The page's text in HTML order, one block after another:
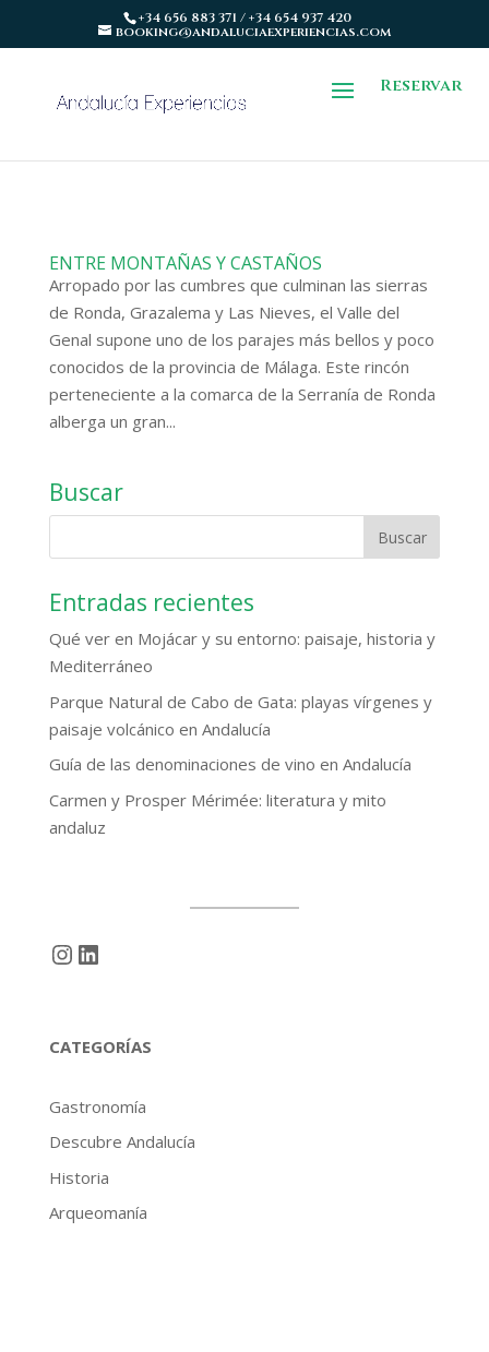
+34 656 883 371 / +34 654 937 420
booking@andaluciaexperiencias.com
Reservar
ENTRE MONTAÑAS Y CASTAÑOS
Arropado por las cumbres que culminan las sierras
de Ronda, Grazalema y Las Nieves, el Valle del
Genal supone uno de los parajes más bellos y poco
conocidos de la provincia de Málaga. Este rincón
perteneciente a la comarca de la Serranía de Ronda
alberga un gran...
Buscar
Entradas recientes
Qué ver en Mojácar y su entorno: paisaje, historia y
Mediterráneo
Parque Natural de Cabo de Gata: playas vírgenes y
paisaje volcánico en Andalucía
Guía de las denominaciones de vino en Andalucía
Carmen y Prosper Mérimée: literatura y mito
andaluz
Instagram
LinkedIn
CATEGORÍAS
Gastronomía
Descubre Andalucía
Historia
Arqueomanía